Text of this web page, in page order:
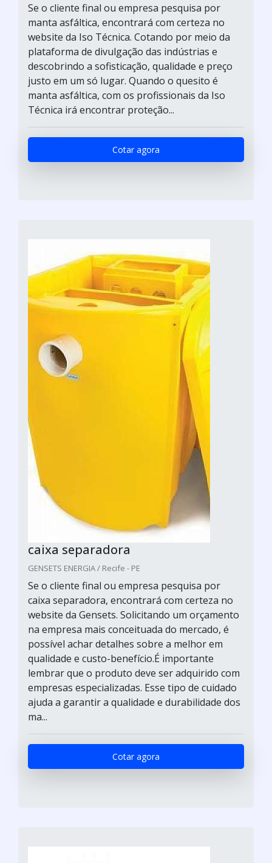
Se o cliente final ou empresa pesquisa por
manta asfáltica, encontrará com certeza no
website da Iso Técnica. Cotando por meio da
plataforma de divulgação das indústrias e
descobrindo a sofisticação, qualidade e preço
justo em um só lugar. Quando o quesito é
manta asfáltica, com os profissionais da Iso
Técnica irá encontrar proteção...
Cotar agora
caixa separadora
GENSETS ENERGIA / Recife - PE
Se o cliente final ou empresa pesquisa por
caixa separadora, encontrará com certeza no
website da Gensets. Solicitando um orçamento
na empresa mais conceituada do mercado, é
possível achar detalhes sobre a melhor em
qualidade e custo-benefício.É importante
lembrar que o produto deve ser adquirido com
empresas especializadas. Esse tipo de cuidado
ajuda a garantir a qualidade e durabilidade dos
ma...
Cotar agora